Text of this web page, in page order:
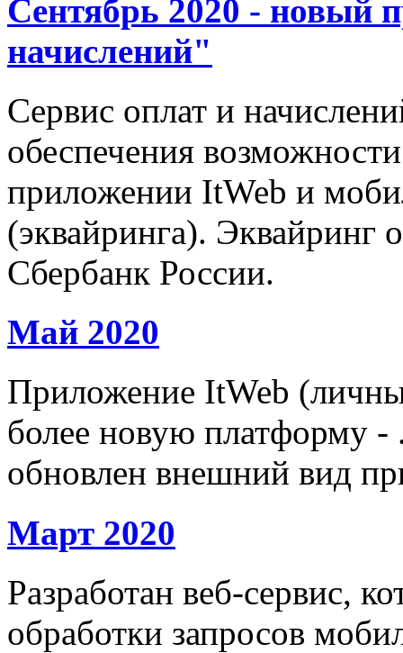
Сентябрь 2020 - новый
начислений"
Сервис оплат и
обеспечения
приложении ItWeb и
(эквайринга). Эквайринг
Сбербанк России.
Май 2020
Приложение ItWeb
более новую платформу
обновлен внешний вид
Март 2020
Разработан веб-сервис,
обработки запросов